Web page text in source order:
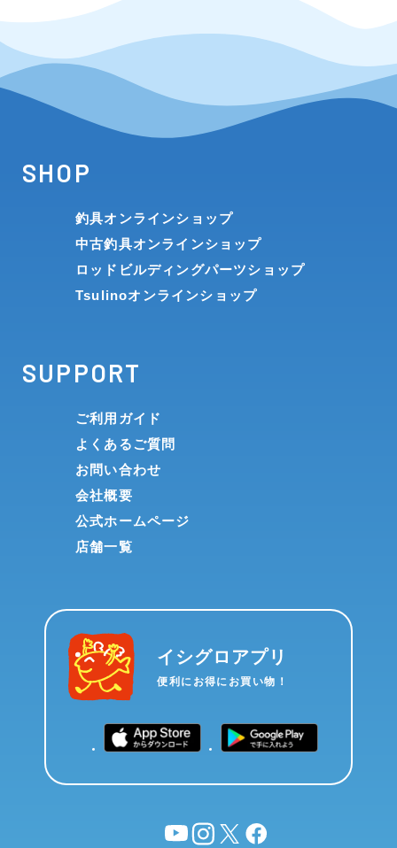
SHOP
釣具オンラインショップ
中古釣具オンラインショップ
ロッドビルディングパーツショップ
Tsulinoオンラインショップ
SUPPORT
ご利用ガイド
よくあるご質問
お問い合わせ
会社概要
公式ホームページ
店舗一覧
イシグロアプリ
便利にお得にお買い物！
YouTubeinstagram
X facebook